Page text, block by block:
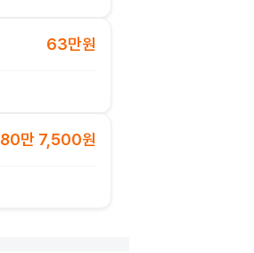
63만원
80만 7,500원